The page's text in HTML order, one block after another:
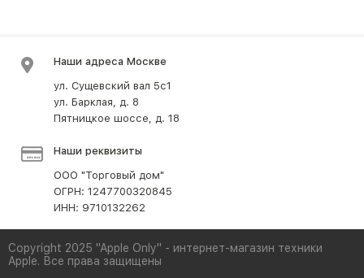
Наши адреса Москве
ул. Сущевский вал 5с1
ул. Барклая, д. 8
Пятницкое шоссе, д. 18
Наши реквизиты
ООО "Торговый дом"
ОГРН: 1247700320845
ИНН: 9710132262
Copyright 2025 "Apple Only" - интернет-магазин техники
Apple. Все права защищены